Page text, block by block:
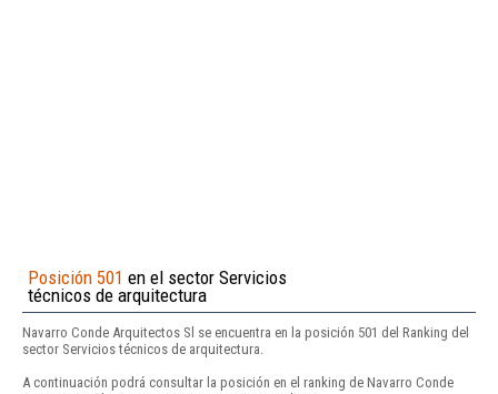
Posición 501 en el sector Servicios
técnicos de arquitectura
Navarro Conde Arquitectos Sl se encuentra en la posición 501 del Ranking del
sector Servicios técnicos de arquitectura.
A continuación podrá consultar la posición en el ranking de Navarro Conde